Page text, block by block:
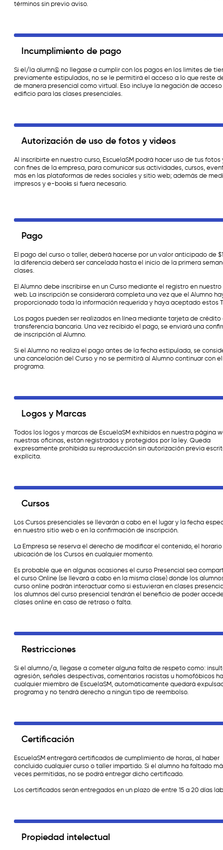
términos sin previo aviso.
Incumplimiento de pago
Si el/la alumn@ no llegase a cumplir con los pagos en los limites de
previamente estipulados, no se le permitirá el acceso a lo que reste
de manera presencial como virtual. Eso incluye la negación de acceso
edificio para las clases presenciales.
Autorización de uso de fotos y videos
Al inscribirte en nuestro curso, EscuelaSM podrá hacer uso de tus fotos
con fines de la empresa, para comunicar sus actividades, cursos,
más en las plataformas de redes sociales y sitio web; además de
impresos y e-books si fuera necesario.
Pago
El pago del curso o taller, deberá hacerse por un valor anticipado de
la diferencia deberá ser cancelada hasta el inicio de la primera
clases.
El Alumno debe inscribirse en un Curso mediante el registro en
web. La inscripción se considerará completa una vez que el Alumno
proporcionado toda la información requerida y haya aceptado estos
Los pagos pueden ser realizados en línea mediante tarjeta de crédito
transferencia bancaria. Una vez recibido el pago, se enviará una
de inscripción al Alumno.
Si el Alumno no realiza el pago antes de la fecha estipulada, se
una cancelación del Curso y no se permitirá al Alumno continuar con el
programa.
Logos y Marcas
Todos los logos y marcas de EscuelaSM exhibidos en nuestra página
nuestras oficinas, están registrados y protegidos por la ley. Queda
expresamente prohibida su reproducción sin autorización previa
explícita.
Cursos
Los Cursos presenciales se llevarán a cabo en el lugar y la fecha
en nuestro sitio web o en la confirmación de inscripción.
La Empresa se reserva el derecho de modificar el contenido, el horario
ubicación de los Cursos en cualquier momento.
Es probable que en algunas ocasiones el curso Presencial sea
el curso Online (se llevará a cabo en la misma clase) donde los
curso online podrán interactuar como si estuvieran en clases
los alumnos del curso presencial tendrán el beneficio de poder
clases online en caso de retraso o falta.
Restricciones
Si el alumno/a, llegase a cometer alguna falta de respeto como:
agresión, señales despectivas, comentarios racistas u homofóbicos
cualquier miembro de EscuelaSM, automáticamente quedará
programa y no tendrá derecho a ningún tipo de reembolso.
Certificación
EscuelaSM entregará certificados de cumplimiento de horas, al haber
concluido cualquier curso o taller impartido. Si el alumno ha faltado
veces permitidas, no se podrá entregar dicho certificado.
Los certificados serán entregados en un plazo de entre 15 a 20 días
Propiedad intelectual